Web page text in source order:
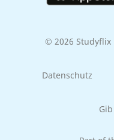
© 2026 Studyflix
Datenschutz